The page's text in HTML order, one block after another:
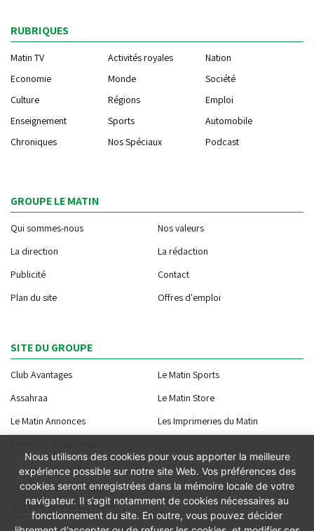
RUBRIQUES
Matin TV Activités royales
Nation
Economie
Monde
Société
Culture
Régions
Emploi
Enseignement
Sports
Automobile
Chroniques
Nos Spéciaux Podcast
GROUPE LE MATIN
Qui sommes-nous
Nos valeurs
La direction
La rédaction
Publicité
Contact
Plan du site
Offres d'emploi
SITE DU GROUPE
Club Avantages
Le Matin Sports
Assahraa
Le Matin Store
Le Matin Annonces
Les Imprimeries du Matin
NOTRE APPLICATION
Nous utilisons des cookies pour vous apporter la meilleure
expérience possible sur notre site Web. Vos préférences des
cookies seront enregistrées dans la mémoire locale de votre
navigateur. Il s’agit notamment de cookies nécessaires au
fonctionnement du site. En outre, vous pouvez décider